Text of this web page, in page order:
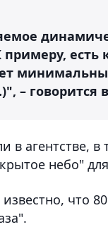
примеру,
–
в агентстве,
небо"
известно, что